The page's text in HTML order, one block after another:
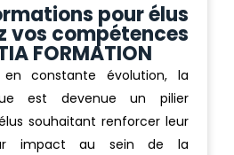
pour élus
vos compétences
FORMATION
constante évolution, la
est devenue un pilier
souhaitant renforcer leur
impact au sein de la